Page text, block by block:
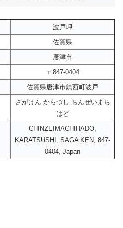
波戸岬
佐賀県
唐津市
〒847-0404
佐賀県唐津市鎮西町波戸
さがけん からつし ちんぜいまち
はど
CHINZEIMACHIHADO,
KARATSUSHI, SAGA KEN, 847-
0404, Japan